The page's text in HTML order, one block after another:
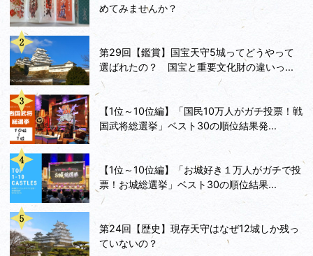
めてみませんか？
第29回【鑑賞】国宝天守5城ってどうやって
選ばれたの？ 国宝と重要文化財の違いっ...
【1位～10位編】「国民10万人がガチ投票！戦
国武将総選挙」ベスト30の順位結果発...
【1位～10位編】「お城好き１万人がガチで投
票！お城総選挙」ベスト30の順位結果...
第24回【歴史】現存天守はなぜ12城しか残っ
ていないの？